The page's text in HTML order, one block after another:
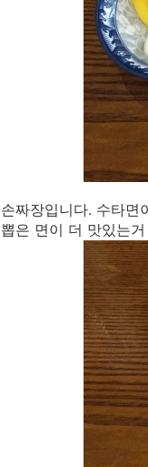
손짜장입니다. 수타면
뽑은 면이 더 맛있는